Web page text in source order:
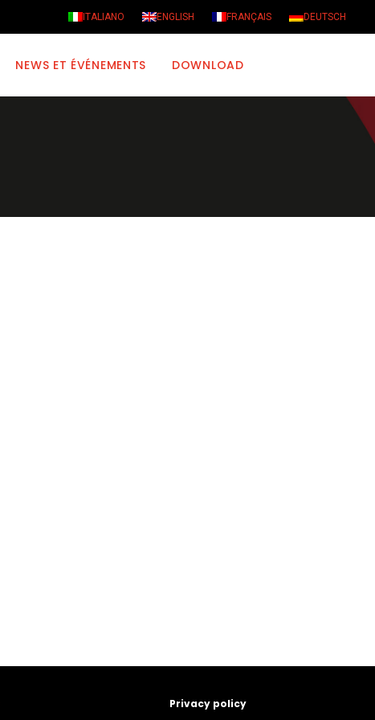
ITALIANO ENGLISH FRANÇAIS DEUTSCH
NEWS ET ÉVÉNEMENTS DOWNLOAD
Privacy policy